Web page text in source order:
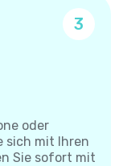
3
oder
sich mit Ihren
Sie sofort mit